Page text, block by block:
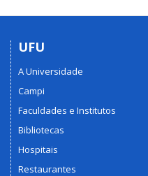
UFU
A Universidade
Campi
Faculdades e Institutos
Bibliotecas
Hospitais
Restaurantes